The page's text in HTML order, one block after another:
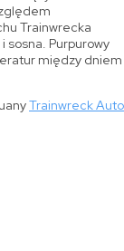
Trainwrecka
sosna. Purpurowy
między dniem
Trainwreck Auto